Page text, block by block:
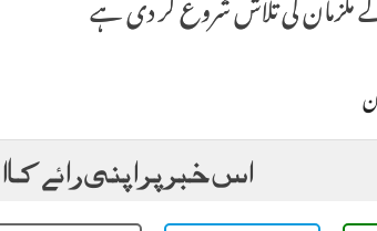
اس خبر پر اپنی رائے